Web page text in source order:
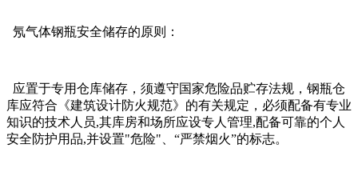
氖气体钢瓶安全储存的原则：
应置于专用仓库储存，须遵守国家危险品贮存法规，钢瓶仓
库应符合《建筑设计防火规范》的有关规定，必须配备有专业
知识的技术人员,其库房和场所应设专人管理,配备可靠的个人
安全防护用品,并设置"危险"、“严禁烟火”的标志。